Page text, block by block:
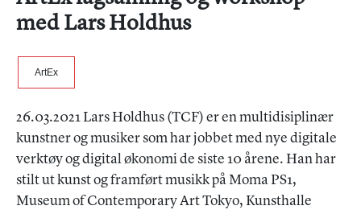
med Lars Holdhus
ArtEx
26.03.2021 Lars Holdhus (TCF) er en multidisiplinær
kunstner og musiker som har jobbet med nye digitale
verktøy og digital økonomi de siste 10 årene. Han har
stilt ut kunst og framført musikk på Moma PS1,
Museum of Contemporary Art Tokyo, Kunsthalle